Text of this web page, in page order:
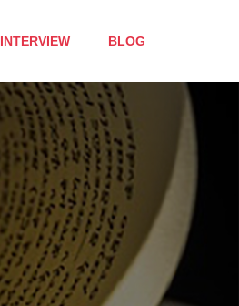
INTERVIEW BLOG